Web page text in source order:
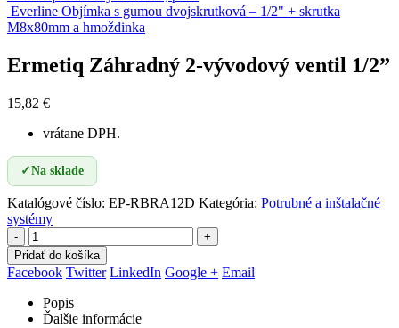
Everline Objímka s gumou dvojskrutková – 1/2" + skrutka
M8x80mm a hmoždinka
Ermetiq Záhradný 2-vývodový ventil 1/2”
15,82 €
vrátane DPH.
✓Na sklade
Katalógové číslo: EP-RBRA12D Kategória: Potrubné a inštalačné
systémy
-
+
Pridať do košíka
Facebook Twitter LinkedIn Google + Email
Popis
Ďalšie informácie